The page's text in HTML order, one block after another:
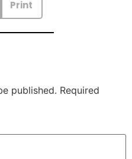
Print
published. Required